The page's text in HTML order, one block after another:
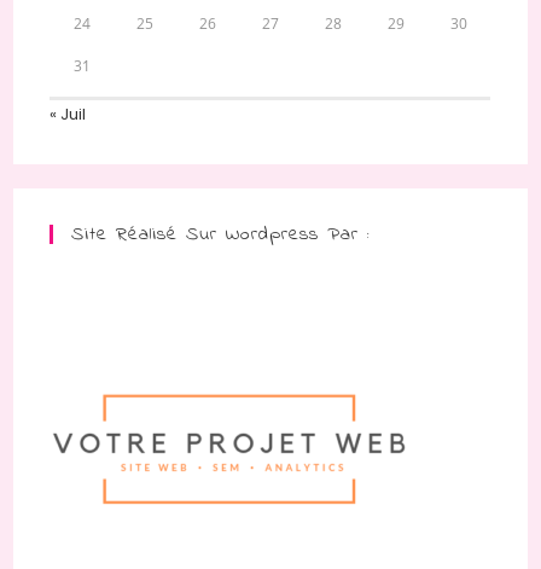
24 25 26 27 28 29 30
31
« Juil
Site Réalisé Sur Wordpress Par :